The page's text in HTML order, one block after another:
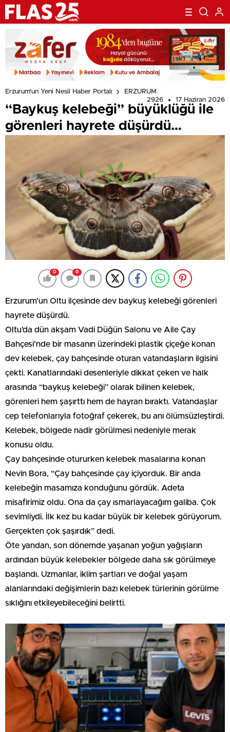
Erzurum'un Yeni Nesil Haber Portalı
ERZURUM
2926
17 Haziran 2026
“Baykuş kelebeği” büyüklüğü ile
görenleri hayrete düşürdü…
0 0
Erzurum’un Oltu ilçesinde dev baykuş kelebeği görenleri
hayrete düşürdü.
Oltu’da dün akşam Vadi Düğün Salonu ve Aile Çay
Bahçesi’nde bir masanın üzerindeki plastik çiçeğe konan
dev kelebek, çay bahçesinde oturan vatandaşların ilgisini
çekti. Kanatlarındaki desenleriyle dikkat çeken ve halk
arasında “baykuş kelebeği” olarak bilinen kelebek,
görenleri hem şaşırttı hem de hayran bıraktı. Vatandaşlar
cep telefonlarıyla fotoğraf çekerek, bu anı ölümsüzleştirdi.
Kelebek, bölgede nadir görülmesi nedeniyle merak
konusu oldu.
Çay bahçesinde otururken kelebek masalarına konan
Nevin Bora, “Çay bahçesinde çay içiyorduk. Bir anda
kelebeğin masamıza konduğunu gördük. Adeta
misafirimiz oldu. Ona da çay ısmarlayacağım galiba. Çok
sevimliydi. İlk kez bu kadar büyük bir kelebek görüyorum.
Gerçekten çok şaşırdık” dedi.
Öte yandan, son dönemde yaşanan yoğun yağışların
ardından büyük kelebekler bölgede daha sık görülmeye
başlandı. Uzmanlar, iklim şartları ve doğal yaşam
alanlarındaki değişimlerin bazı kelebek türlerinin görülme
sıklığını etkileyebileceğini belirtti.